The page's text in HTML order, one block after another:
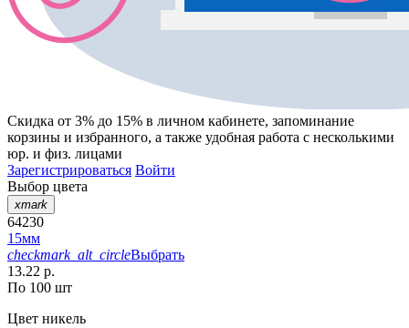
Скидка от 3% до 15% в личном кабинете, запоминание
корзины и избранного, а также удобная работа с несколькими
юр. и физ. лицами
Зарегистрироваться Войти
Выбор цвета
xmark
64230
15мм
checkmark_alt_circleВыбрать
13.22 р.
По 100 шт
Цвет никель